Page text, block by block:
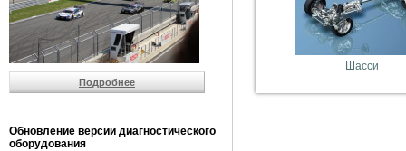
Подробнее
Обновление версии диагностического
оборудования
Шасси